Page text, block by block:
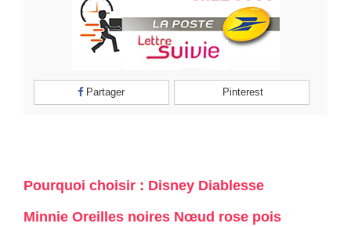
Partager Pinterest
Pourquoi choisir : Disney Diablesse
Minnie Oreilles noires Nœud rose pois